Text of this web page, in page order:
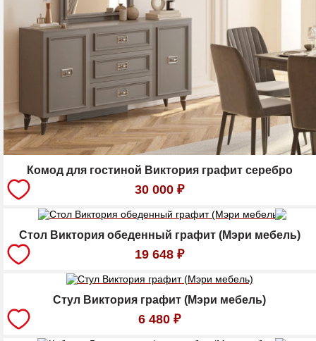
Комод для гостиной Виктория графит серебро
30 000 ₽
Стол Виктория обеденный графит (Мэри мебель)
19 648 ₽
Стул Виктория графит (Мэри мебель)
6 480 ₽